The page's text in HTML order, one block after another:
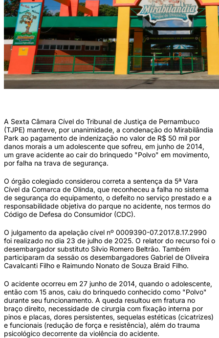
A Sexta Câmara Cível do Tribunal de Justiça de Pernambuco
(TJPE) manteve, por unanimidade, a condenação do Mirabilândia
Park ao pagamento de indenização no valor de R$ 50 mil por
danos morais a um adolescente que sofreu, em junho de 2014,
um grave acidente ao cair do brinquedo "Polvo" em movimento,
por falha na trava de segurança.
O órgão colegiado considerou correta a sentença da 5ª Vara
Cível da Comarca de Olinda, que reconheceu a falha no sistema
de segurança do equipamento, o defeito no serviço prestado e a
responsabilidade objetiva do parque no acidente, nos termos do
Código de Defesa do Consumidor (CDC).
O julgamento da apelação cível nº 0009390-07.2017.8.17.2990
foi realizado no dia 23 de julho de 2025. O relator do recurso foi o
desembargador substituto Sílvio Romero Beltrão. Também
participaram da sessão os desembargadores Gabriel de Oliveira
Cavalcanti Filho e Raimundo Nonato de Souza Braid Filho.
O acidente ocorreu em 27 junho de 2014, quando o adolescente,
então com 15 anos, caiu do brinquedo conhecido como "Polvo"
durante seu funcionamento. A queda resultou em fratura no
braço direito, necessidade de cirurgia com fixação interna por
pinos e placas, dores persistentes, sequelas estéticas (cicatrizes)
e funcionais (redução de força e resistência), além do trauma
psicológico decorrente da violência do acidente.